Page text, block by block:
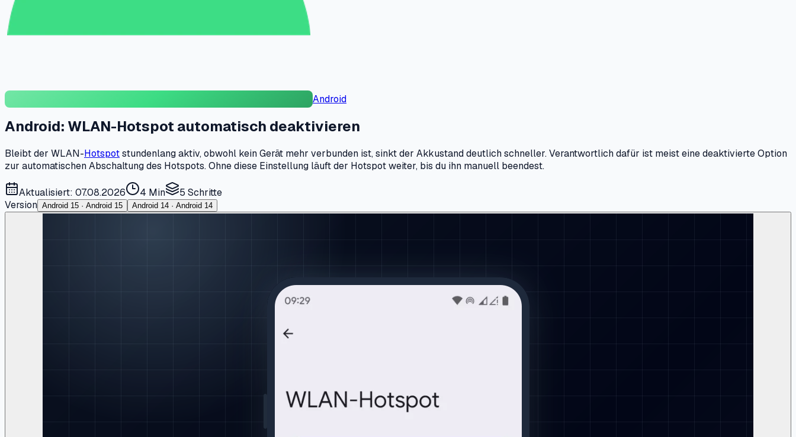
Android
Android: WLAN-Hotspot automatisch deaktivieren
Bleibt der WLAN-Hotspotstundenlang aktiv, obwohl kein Gerät mehr verbunden ist, sinkt der Akkustand deutlich schneller. Verantwortlich dafür ist meist eine deaktivierte Option
zur automatischen Abschaltung des Hotspots. Ohne diese Einstellung läuft der Hotspot weiter, bis du ihn manuell beendest.
Aktualisiert: 07.08.2026 4 Min 5 Schritte
Version Android 15 · Android 15 Android 14 · Android 14